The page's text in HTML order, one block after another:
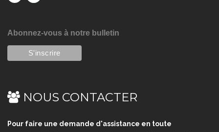
Abonnez-vous à notre bulletin
NOUS CONTACTER
Pour faire une demande d'assistance en toute